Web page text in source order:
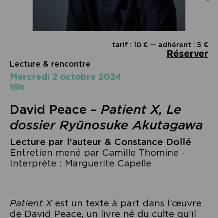
tarif : 10 € — adhérent : 5 €
Réserver
Lecture & rencontre
mercredi 2 octobre 2024
19h
David Peace – Patient X, Le
dossier Ryūnosuke Akutagawa
Lecture par l'auteur & Constance Dollé
Entretien mené par Camille Thomine -
Interprète : Marguerite Capelle
Patient X est un texte à part dans l’œuvre
de David Peace, un livre né du culte qu’il